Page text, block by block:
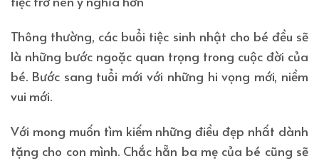
Thông thường, các buổi tiệc sinh nhật cho bé đều sẽ
là những bước ngoặc quan trọng trong cuộc đời của
bé. Bước sang tuổi mới với những hi vọng mới, niềm
vui mới.
Với mong muốn tìm kiếm những điều đẹp nhất dành
tặng cho con mình. Chắc hẵn ba mẹ của bé cũng sẽ